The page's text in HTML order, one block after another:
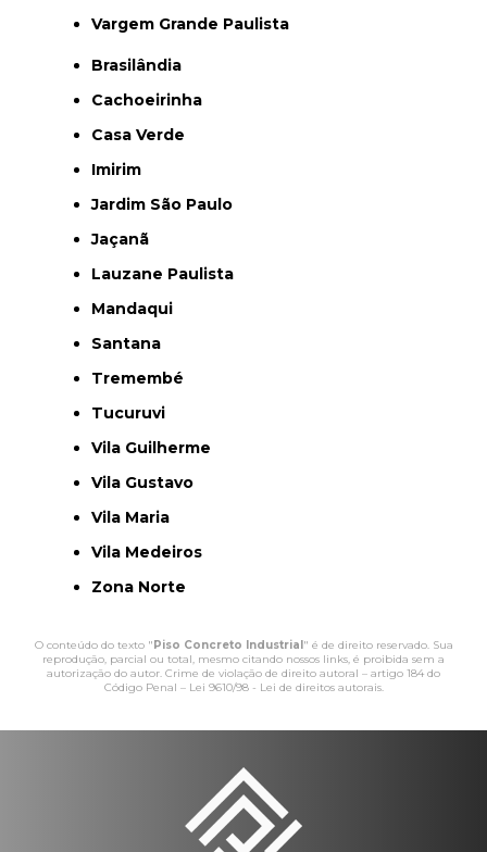
Vargem Grande Paulista
Brasilândia
Cachoeirinha
Casa Verde
Imirim
Jardim São Paulo
Jaçanã
Lauzane Paulista
Mandaqui
Santana
Tremembé
Tucuruvi
Vila Guilherme
Vila Gustavo
Vila Maria
Vila Medeiros
Zona Norte
O conteúdo do texto "Piso Concreto Industrial" é de direito reservado. Sua
reprodução, parcial ou total, mesmo citando nossos links, é proibida sem a
autorização do autor. Crime de violação de direito autoral – artigo 184 do
Código Penal – Lei 9610/98 - Lei de direitos autorais.